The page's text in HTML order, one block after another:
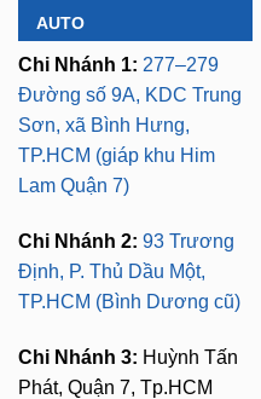
AUTO
Chi Nhánh 1: 277–279
Đường số 9A, KDC Trung
Sơn, xã Bình Hưng,
TP.HCM (giáp khu Him
Lam Quận 7)
Chi Nhánh 2: 93 Trương
Định, P. Thủ Dầu Một,
TP.HCM (Bình Dương cũ)
Chi Nhánh 3: Huỳnh Tấn
Phát, Quận 7, Tp.HCM